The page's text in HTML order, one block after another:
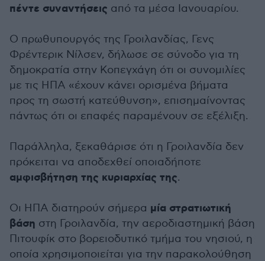
πέντε συναντήσεις από τα μέσα Ιανουαρίου.
Ο πρωθυπουργός της Γροιλανδίας, Γενς
Φρέντερικ Νίλσεν, δήλωσε σε σύνοδο για τη
δημοκρατία στην Κοπεγχάγη ότι οι συνομιλίες
με τις ΗΠΑ «έχουν κάνει ορισμένα βήματα
προς τη σωστή κατεύθυνση», επισημαίνοντας
πάντως ότι οι επαφές παραμένουν σε εξέλιξη.
Παράλληλα, ξεκαθάρισε ότι η Γροιλανδία δεν
πρόκειται να αποδεχθεί οποιαδήποτε
αμφισβήτηση της κυριαρχίας της.
Οι ΗΠΑ διατηρούν σήμερα μία στρατιωτική
βάση στη Γροιλανδία, την αεροδιαστημική βάση
Πιτουφίκ στο βορειοδυτικό τμήμα του νησιού, η
οποία χρησιμοποιείται για την παρακολούθηση